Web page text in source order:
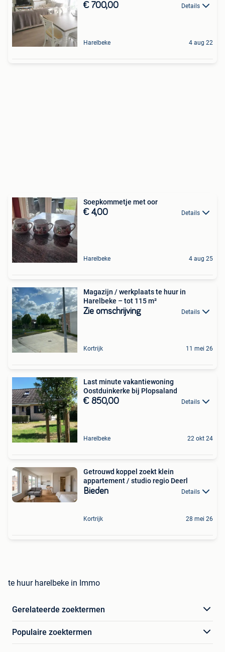
€ 700,00 Details
Harelbeke 4 aug 22
Soepkommetje met oor
€ 4,00 Details
Harelbeke 4 aug 25
Magazijn / werkplaats te huur in
Harelbeke – tot 115 m²
Zie omschrijving Details
Kortrijk 11 mei 26
Last minute vakantiewoning
Oostduinkerke bij Plopsaland
€ 850,00 Details
Harelbeke 22 okt 24
Getrouwd koppel zoekt klein
appartement / studio regio Deerl
Bieden Details
Kortrijk 28 mei 26
te huur harelbeke in Immo
Gerelateerde zoektermen
Populaire zoektermen